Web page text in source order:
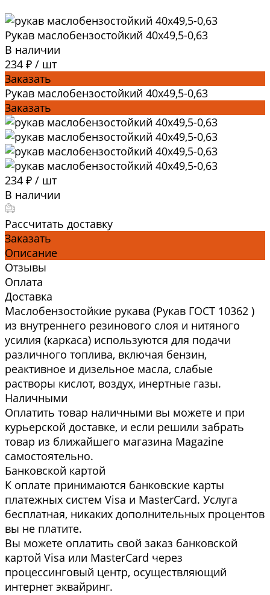
Рукав маслобензостойкий 40х49,5-0,63
В наличии
234 ₽ / шт
Заказать
Рукав маслобензостойкий 40х49,5-0,63
Заказать
234 ₽ / шт
В наличии
Рассчитать доставку
Заказать
Описание
Отзывы
Оплата
Доставка
Маслобензостойкие рукава (Рукав ГОСТ 10362 )
из внутреннего резинового слоя и нитяного
усилия (каркаса) используются для подачи
различного топлива, включая бензин,
реактивное и дизельное масла, слабые
растворы кислот, воздух, инертные газы.
Наличными
Оплатить товар наличными вы можете и при
курьерской доставке, и если решили забрать
товар из ближайшего магазина Magazine
самоcтоятельно.
Банковской картой
К оплате принимаются банковские карты
платежных систем Visa и MasterCard. Услуга
бесплатная, никаких дополнительных процентов
вы не платите.
Вы можете оплатить свой заказ банковской
картой Visa или MasterCard через
процессинговый центр, осуществляющий
интернет эквайринг.